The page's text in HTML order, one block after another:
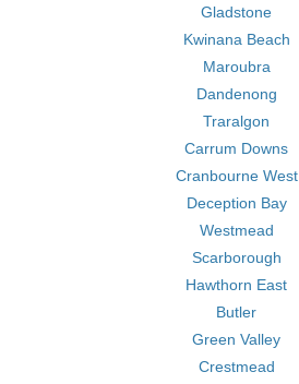
Gladstone
Kwinana Beach
Maroubra
Dandenong
Traralgon
Carrum Downs
Cranbourne West
Deception Bay
Westmead
Scarborough
Hawthorn East
Butler
Green Valley
Crestmead